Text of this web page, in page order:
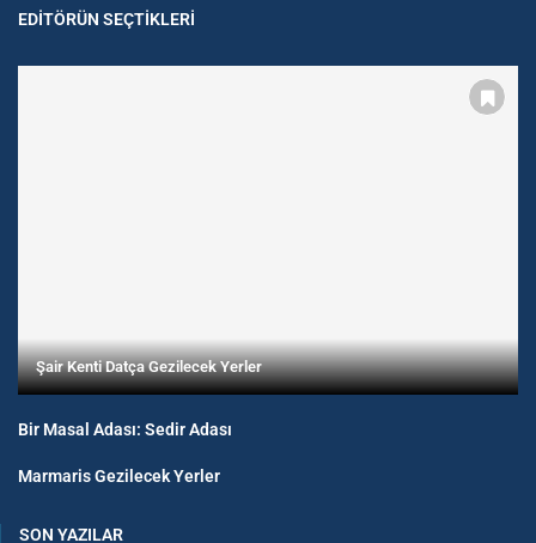
EDITÖRÜN SEÇTIKLERI
Şair Kenti Datça Gezilecek Yerler
Bir Masal Adası: Sedir Adası
Marmaris Gezilecek Yerler
SON YAZILAR